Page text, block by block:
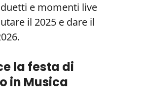
e momenti live
il 2025 e dare il
la festa di
in Musica